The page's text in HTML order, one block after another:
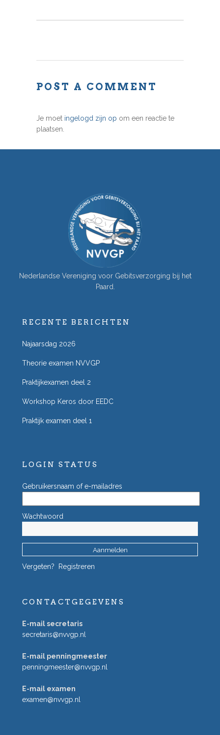
POST A COMMENT
Je moet ingelogd zijn op om een reactie te
plaatsen.
Nederlandse Vereniging voor Gebitsverzorging bij het
Paard.
RECENTE BERICHTEN
Najaarsdag 2026
Theorie examen NVVGP
Praktijkexamen deel 2
Workshop Keros door EEDC
Praktijk examen deel 1
LOGIN STATUS
Gebruikersnaam of e-mailadres
Wachtwoord
Vergeten? Registreren
CONTACTGEGEVENS
E-mail secretaris
secretaris@nvvgp.nl
E-mail penningmeester
penningmeester@nvvgp.nl
E-mail examen
examen@nvvgp.nl